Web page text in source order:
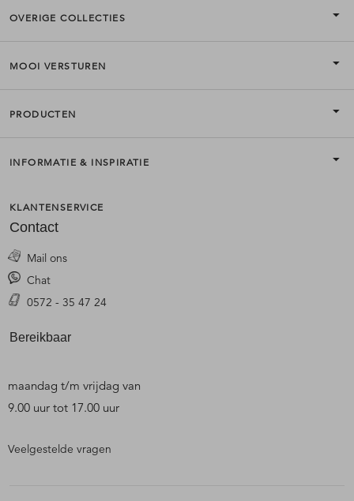
OVERIGE COLLECTIES
MOOI VERSTUREN
PRODUCTEN
INFORMATIE & INSPIRATIE
KLANTENSERVICE
Contact
Mail ons
Chat
0572 - 35 47 24
Bereikbaar
maandag t/m vrijdag van
9.00 uur tot 17.00 uur
Veelgestelde vragen